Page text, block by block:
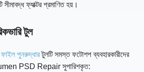
ফ্যাক্টর প্রমাণিত হয়।
টুল
পুনরুদ্ধারটুলটি সমস্ত ফটোশপ ব্যবহারকারীদের
PSD Repair সুপারিশকৃত: